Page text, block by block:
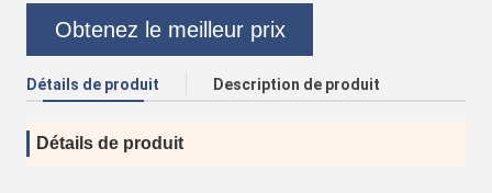
Obtenez le meilleur prix
Détails de produit Description de produit
Détails de produit